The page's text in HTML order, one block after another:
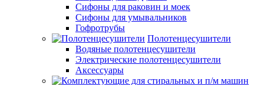
Сифоны для раковин и моек
Сифоны для умывальников
Гофротрубы
Полотенцесушители
Водяные полотенцесушители
Электрические полотенцесушители
Аксессуары